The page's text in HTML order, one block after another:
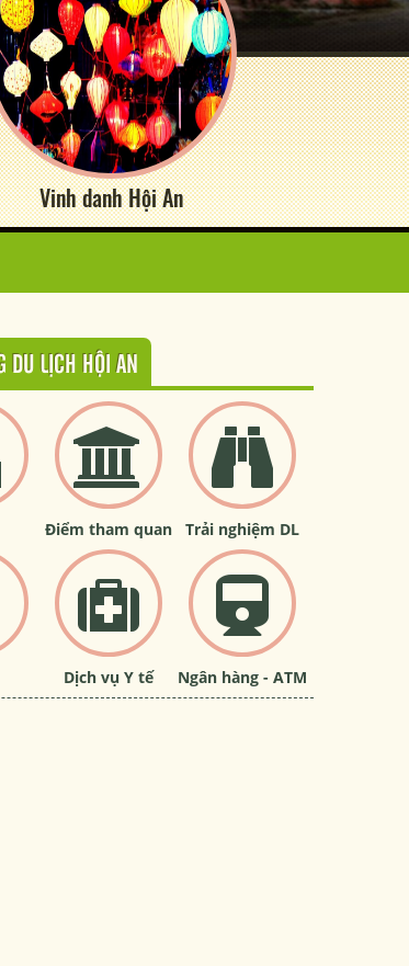
Vinh danh Hội An
DU LỊCH HỘI AN
Điểm tham quan Trải nghiệm DL
Dịch vụ Y tế Ngân hàng - ATM